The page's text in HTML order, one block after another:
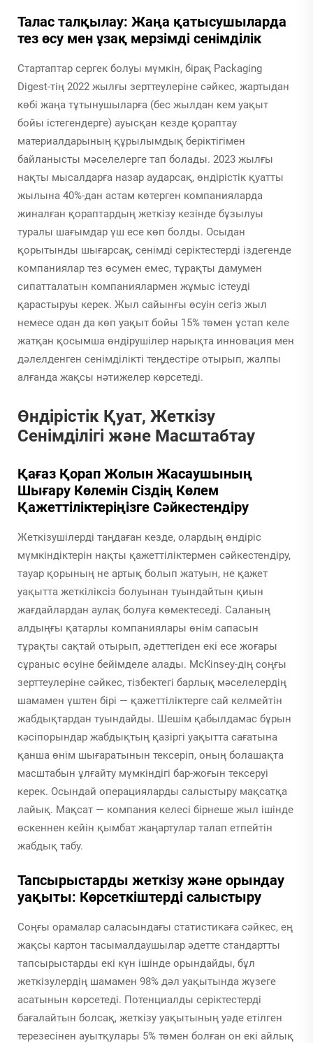
Талас талқылау: Жаңа қатысушыларда
тез өсу мен ұзақ мерзімді сенімділік
Стартаптар сергек болуы мүмкін, бірақ Packaging
Digest-тің 2022 жылғы зерттеулеріне сәйкес, жартыдан
көбі жаңа тұтынушыларға (бес жылдан кем уақыт
бойы істегендерге) ауысқан кезде қораптау
материалдарының құрылымдық беріктігімен
байланысты мәселелерге тап болады. 2023 жылғы
нақты мысалдарға назар аударсақ, өндірістік қуатты
жылына 40%-дан астам көтерген компанияларда
жиналған қораптардың жеткізу кезінде бұзылуы
туралы шағымдар үш есе көп болды. Осыдан
қорытынды шығарсақ, сенімді серіктестерді іздегенде
компаниялар тез өсумен емес, тұрақты дамумен
сипатталатын компаниялармен жұмыс істеуді
қарастыруы керек. Жыл сайынғы өсуін сегіз жыл
немесе одан да көп уақыт бойы 15% төмен ұстап келе
жатқан қосымша өндірушілер нарықта инновация мен
дәлелденген сенімділікті теңдестіре отырып, жалпы
алғанда жақсы нәтижелер көрсетеді.
Өндірістік Қуат, Жеткізу
Сенімділігі және Масштабтау
Қағаз Қорап Жолын Жасаушының
Шығару Көлемін Сіздің Көлем
Қажеттіліктеріңізге Сәйкестендіру
Жеткізушілерді таңдаған кезде, олардың өндіріс
мүмкіндіктерін нақты қажеттіліктермен сәйкестендіру,
тауар қорының не артық болып жатуын, не қажет
уақытта жеткіліксіз болуынан туындайтын қиын
жағдайлардан аулақ болуға көмектеседі. Саланың
алдыңғы қатарлы компаниялары өнім сапасын
тұрақты сақтай отырып, әдеттегіден екі есе жоғары
сұраныс өсуіне бейімделе алады. McKinsey-дің соңғы
зерттеулеріне сәйкес, тізбектегі барлық мәселелердің
шамамен үштен бірі — қажеттіліктерге сай келмейтін
жабдықтардан туындайды. Шешім қабылдамас бұрын
кәсіпорындар жабдықтың қазіргі уақытта сағатына
қанша өнім шығаратынын тексеріп, оның болашақта
масштабын ұлғайту мүмкіндігі бар-жоғын тексеруі
керек. Осындай операцияларды салыстыру мақсатқа
лайық. Мақсат — компания келесі бірнеше жыл ішінде
өскеннен кейін қымбат жаңартулар талап етпейтін
жабдық табу.
Тапсырыстарды жеткізу және орындау
уақыты: Көрсеткіштерді салыстыру
Соңғы орамалар саласындағы статистикаға сәйкес, ең
жақсы картон тасымалдаушылар әдетте стандартты
тапсырыстарды екі күн ішінде орындайды, бұл
жеткізулердің шамамен 98% дәл уақытында жүзеге
асатынын көрсетеді. Потенциалды серіктестерді
бағалайтын болсақ, жеткізу уақытының уәде етілген
терезесінен ауытқулары 5% төмен болған он екі айлық